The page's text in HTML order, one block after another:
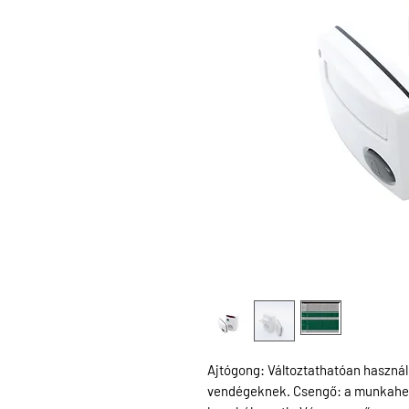
Ajtógong: Változtathatóan
vendégeknek. Csengő: a